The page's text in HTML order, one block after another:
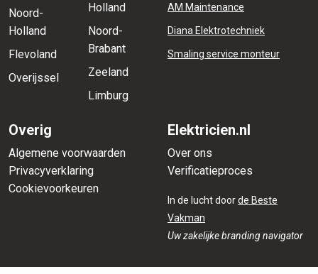
Noord-
Holland
Flevoland
Overijssel
Holland
Noord-
Brabant
Zeeland
Limburg
AM Maintenance
Diana Elektrotechniek
Smaling service monteur
Overig
Algemene voorwaarden
Privacyverklaring
Cookievoorkeuren
Elektricien.nl
Over ons
Verificatieproces
In de lucht doorde Beste
Vakman
Uw zakelijke branding navigator